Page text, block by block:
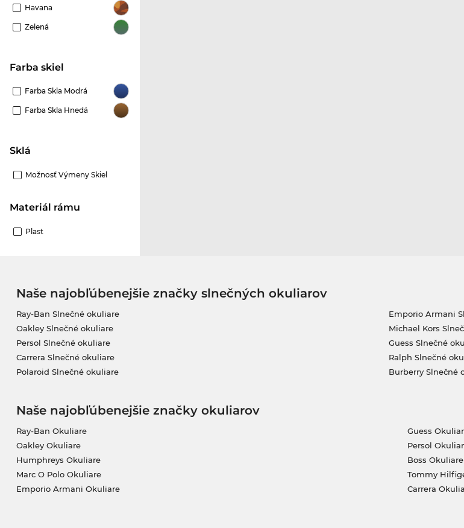
Havana
Zelená
Farba skiel
Farba Skla Modrá
Farba Skla Hnedá
Sklá
Možnosť Výmeny Skiel
Materiál rámu
Plast
Naše najobľúbenejšie značky slnečných okuliarov
Ray-Ban Slnečné okuliare
Oakley Slnečné okuliare
Persol Slnečné okuliare
Carrera Slnečné okuliare
Polaroid Slnečné okuliare
Emporio Armani
Michael Kors
Guess Slnečné
Ralph Slnečné
Burberry Slnečné
Naše najobľúbenejšie značky okuliarov
Ray-Ban Okuliare
Oakley Okuliare
Humphreys Okuliare
Marc O Polo Okuliare
Emporio Armani Okuliare
Guess
Persol
Boss Okuliare
Tommy
Carrera